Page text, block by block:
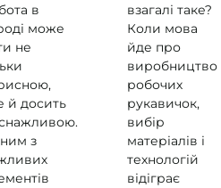
в
може
не
й досить
з
взагалі таке?
Коли мова
йде про
виробництво
робочих
рукавичок,
вибір
матеріалів і
технологій
відіграє